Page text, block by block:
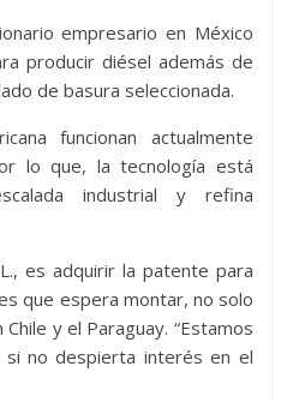
empresario en México
producir diésel además de
de basura seleccionada.
funcionan actualmente
lo que, la tecnología está
industrial y refina
es adquirir la patente para
que espera montar, no solo
y el Paraguay. “Estamos
si no despierta interés en el